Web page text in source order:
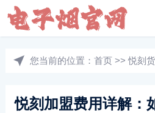
您当前的位置： 首页 >> 悦刻
悦刻加盟费用详解：